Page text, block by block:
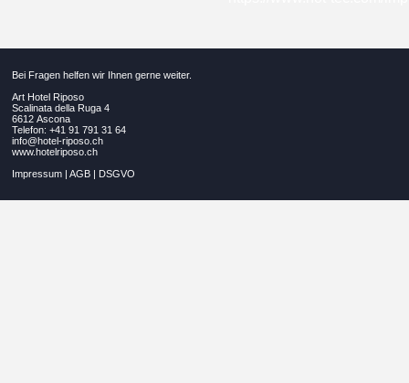
Bei Fragen helfen wir Ihnen gerne weiter.
Art Hotel Riposo
Scalinata della Ruga 4
6612 Ascona
Telefon: +41 91 791 31 64
info@hotel-riposo.ch
www.hotelriposo.ch
Impressum
AGB DSGVO